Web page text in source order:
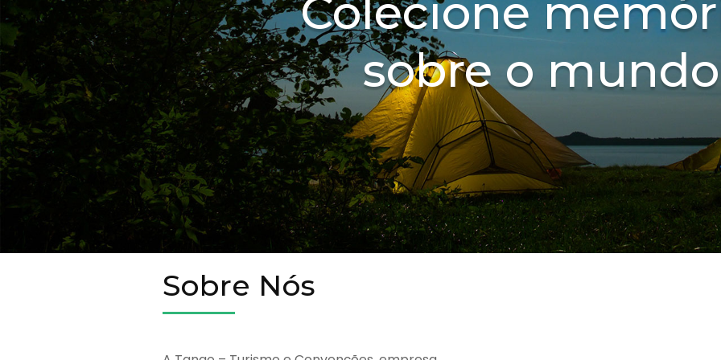
Colecione
sobre o mundo
Sobre Nós